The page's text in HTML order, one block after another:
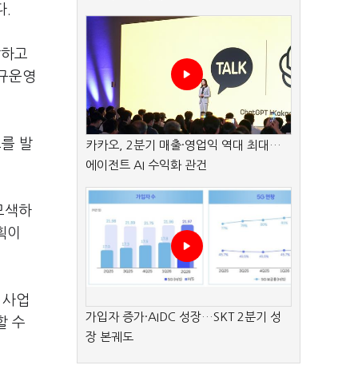
.
고
운영
발
색하
이
업
수
카카오, 2분기 매출·영업익 역대 최대…
에이전트 AI 수익화 관건
가입자 증가·AIDC 성장…SKT 2분기 성
장 본궤도